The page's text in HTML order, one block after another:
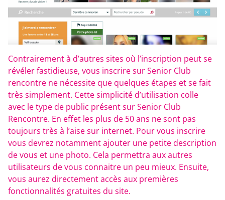
Contrairement à d’autres sites où l’inscription peut se
révéler fastidieuse, vous inscrire sur Senior Club
rencontre ne nécessite que quelques étapes et se fait
très simplement. Cette simplicité d’utilisation colle
avec le type de public présent sur Senior Club
Rencontre. En effet les plus de 50 ans ne sont pas
toujours très à l’aise sur internet. Pour vous inscrire
vous devrez notamment ajouter une petite description
de vous et une photo. Cela permettra aux autres
utilisateurs de vous connaitre un peu mieux. Ensuite,
vous aurez directement accès aux premières
fonctionnalités gratuites du site.